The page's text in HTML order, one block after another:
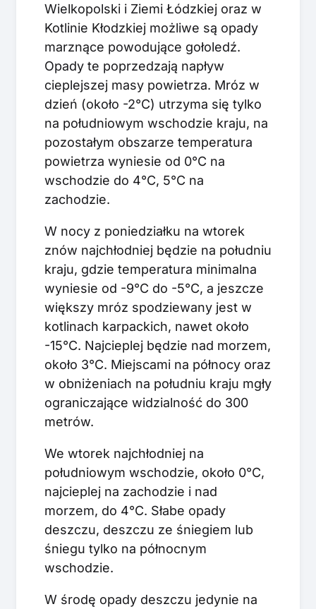
Wielkopolski i Ziemi Łódzkiej oraz w
Kotlinie Kłodzkiej możliwe są opady
marznące powodujące gołoledź.
Opady te poprzedzają napływ
cieplejszej masy powietrza. Mróz w
dzień (około -2°C) utrzyma się tylko
na południowym wschodzie kraju, na
pozostałym obszarze temperatura
powietrza wyniesie od 0°C na
wschodzie do 4°C, 5°C na
zachodzie.
W nocy z poniedziałku na wtorek
znów najchłodniej będzie na południu
kraju, gdzie temperatura minimalna
wyniesie od -9°C do -5°C, a jeszcze
większy mróz spodziewany jest w
kotlinach karpackich, nawet około
-15°C. Najcieplej będzie nad morzem,
około 3°C. Miejscami na północy oraz
w obniżeniach na południu kraju mgły
ograniczające widzialność do 300
metrów.
We wtorek najchłodniej na
południowym wschodzie, około 0°C,
najcieplej na zachodzie i nad
morzem, do 4°C. Słabe opady
deszczu, deszczu ze śniegiem lub
śniegu tylko na północnym
wschodzie.
W środę opady deszczu jedynie na